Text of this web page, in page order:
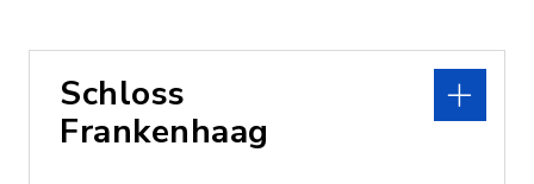
Schloss
Frankenhaag